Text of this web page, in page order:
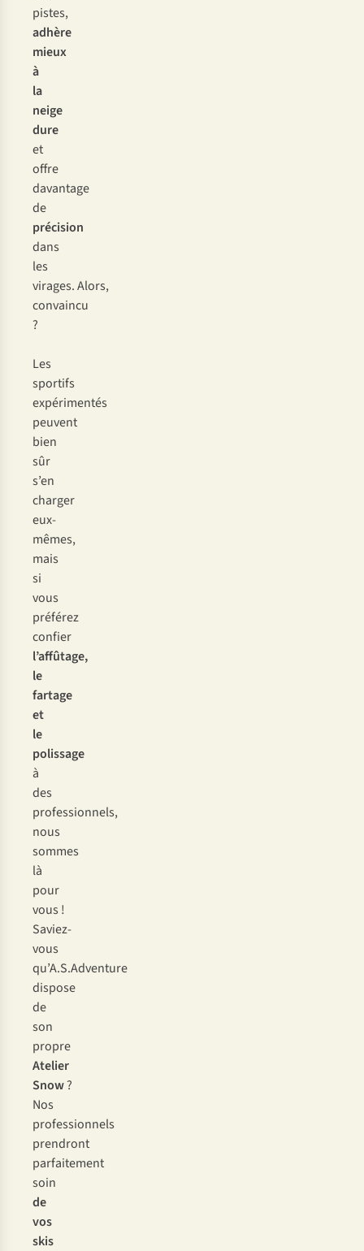
pistes,
adhère
mieux
à
la
neige
dure
et
offre
davantage
de
précision
dans
les
virages. Alors,
convaincu
?
Les
sportifs
expérimentés
peuvent
bien
sûr
s’en
charger
eux-
mêmes,
mais
si
vous
préférez
confier
l’affûtage,
le
fartage
et
le
polissage
à
des
professionnels,
nous
sommes
là
pour
vous !
Saviez-
vous
qu’A.S.Adventure
dispose
de
son
propre
Atelier
Snow?
Nos
professionnels
prendront
parfaitement
soin
de
vos
skis